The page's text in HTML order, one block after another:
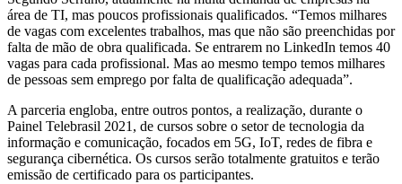
área de TI, mas poucos profissionais qualificados. “Temos milhares
de vagas com excelentes trabalhos, mas que não são preenchidas por
falta de mão de obra qualificada. Se entrarem no LinkedIn temos 40
vagas para cada profissional. Mas ao mesmo tempo temos milhares
de pessoas sem emprego por falta de qualificação adequada”.
A parceria engloba, entre outros pontos, a realização, durante o
Painel Telebrasil 2021, de cursos sobre o setor de tecnologia da
informação e comunicação, focados em 5G, IoT, redes de fibra e
segurança cibernética. Os cursos serão totalmente gratuitos e terão
emissão de certificado para os participantes.